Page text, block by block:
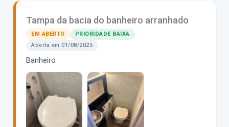
Tampa da bacia do banheiro arranhado
EM ABERTO
PRIORIDADE BAIXA
Aberta em 01/08/2025
Banheiro